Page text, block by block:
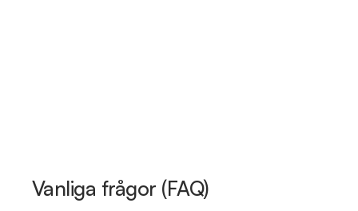
Vanliga frågor (FAQ)